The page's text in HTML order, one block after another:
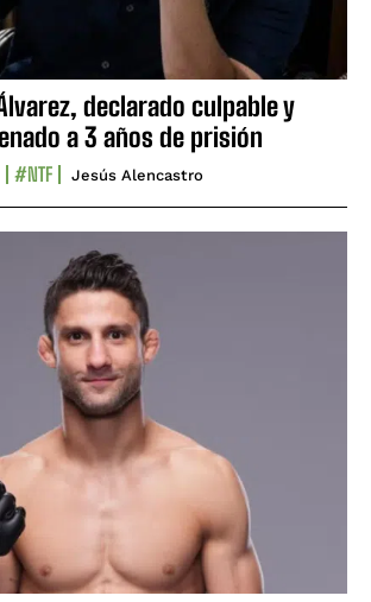
declarado culpable y
a 3 años de prisión
#NTF Jesús Alencastro